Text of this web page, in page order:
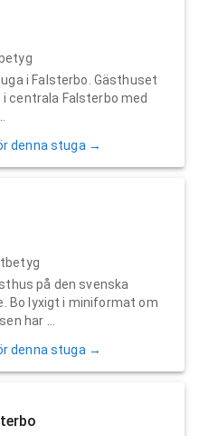
i Falsterbo. Gästhuset
centrala Falsterbo med
denna stuga →
på den svenska
Bo lyxigt i miniformat om
har ...
denna stuga →